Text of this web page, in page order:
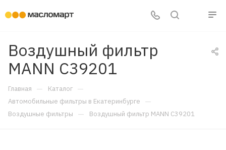
Воздушный фильтр
MANN C39201
Главная — Каталог —
Автомобильные фильтры в Екатеринбурге —
Воздушные фильтры — Воздушный фильтр MANN C39201